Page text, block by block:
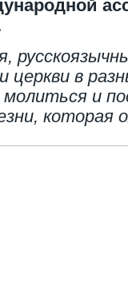
церкви в
молиться и
которая